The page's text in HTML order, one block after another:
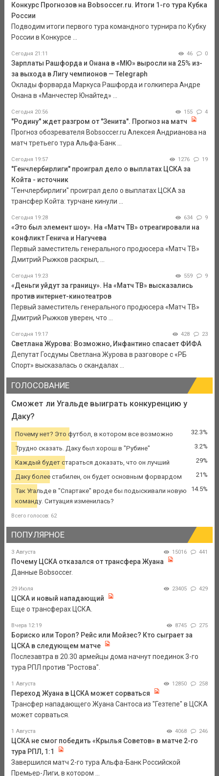
Конкурс Прогнозов на Bobsoccer.ru. Итоги 1-го тура Кубка
России
Подводим итоги первого тура командного турнира по Кубку
России в Конкурсе ...
Сегодня 21:11 46 0
Зарплаты Рашфорда и Онана в «МЮ» выросли на 25% из-
за выхода в Лигу чемпионов — Telegraph
Оклады форварда Маркуса Рашфорда и голкипера Андре
Онана в «Манчестер Юнайтед» ...
Сегодня 20:56 155 4
"Родину" ждет разгром от "Зенита". Прогноз на матч
Прогноз обозревателя Bobsoccer.ru Алексея Андрианова на
матч третьего тура Альфа-Банк ...
Сегодня 19:57 1276 19
"Генчлербирлиги" проиграл дело о выплатах ЦСКА за
Койта - источник
"Генчлербирлиги" проиграл дело о выплатах ЦСКА за
трансфер Койта: турчане кинули ...
Сегодня 19:28 634 9
«Это был элемент шоу». На «Матч ТВ» отреагировали на
конфликт Генича и Нагучева
Первый заместитель генерального продюсера «Матч ТВ»
Дмитрий Рыжков раскрыл, ...
Сегодня 19:23 559 9
«Деньги уйдут за границу». На «Матч ТВ» высказались
против интернет-кинотеатров
Первый заместитель генерального продюсера «Матч ТВ»
Дмитрий Рыжков уверен, что ...
Сегодня 19:17 428 23
Светлана Журова: Возможно, Инфантино спасает ФИФА
Депутат Госдумы Светлана Журова в разговоре с «РБ
Спорт» высказалась о скандалах ...
ГОЛОСОВАНИЕ
Сможет ли Угальде выиграть конкуренцию у
Даку?
Почему нет? Это футбол, в котором все возможно 32.3%
Трудно сказать. Даку был хорош в "Рубине" 3.2%
Каждый будет стараться доказать, что он лучший 29%
Даку более стабилен, он будет основным форвардом 21%
Так Угальде в "Спартаке" вроде бы подыскивали новую
команду. Ситуация изменилась?
14.5%
Всего голосов: 62
ПОПУЛЯРНОЕ
3 Августа 15016 441
Почему ЦСКА отказался от трансфера Жуана
Данные Bobsoccer.
29 Июля 23405 429
ЦСКА и новый нападающий
Еще о трансферах ЦСКА.
Вчера 12:19 8745 275
Бориско или Тороп? Рейс или Мойзес? Кто сыграет за
ЦСКА в следующем матче
Послезавтра в 20.30 армейцы дома начнут поединок 3-го
тура РПЛ против "Ростова".
1 Августа 12850 258
Переход Жуана в ЦСКА может сорваться
Трансфер нападающего Жуана Сантоса из "Гезтепе" в ЦСКА
может сорваться.
1 Августа 4068 246
ЦСКА не смог победить «Крылья Советов» в матче 2-го
тура РПЛ, 1:1
Завершился матч 2-го тура Альфа-Банк Российской
Премьер-Лиги, в котором ...